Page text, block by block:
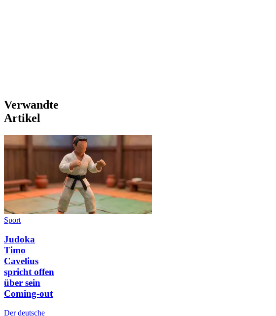
Verwandte
Artikel
Sport
Judoka
Timo
Cavelius
spricht offen
über sein
Coming-out
Der deutsche